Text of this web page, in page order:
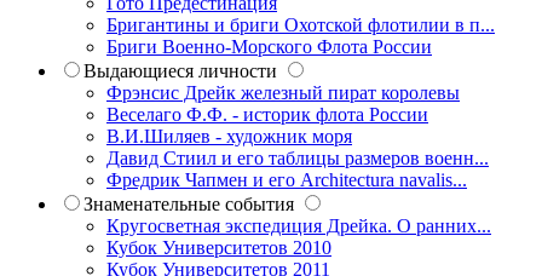
Бригантины и бриги Охотской флотилии в п...
Бриги Военно-Морского Флота России
Выдающиеся личности
Фрэнсис Дрейк железный пират королевы
Веселаго Ф.Ф. - историк флота России
В.И.Шиляев - художник моря
Давид Стиил и его таблицы размеров военн...
Фредрик Чапмен и его Architectura navalis...
Знаменательные события
Кругосветная экспедиция Дрейка. О ранних...
Кубок Университетов 2010
Кубок Университетов 2011